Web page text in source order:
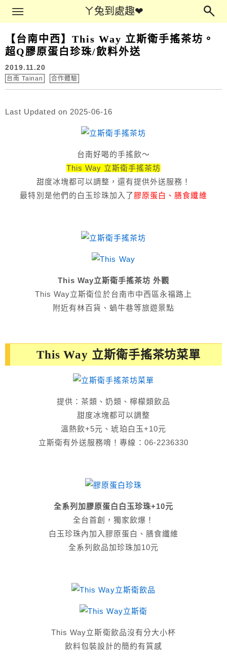
ㄚ兔到處趣❤
Main Menu
【台南中西】This Way 立斯衛手搖茶坊。
超Q膠原蛋白珍珠/飲料外送
2019.11.20
台南 Tainan 合作體驗
Last Updated on 2025-06-16
台南好喝的手搖飲～
This Way 立斯衛手搖茶坊
甜度冰塊都可以調整，還有提供外送服務！
最特別是他們的白玉珍珠加入了 膠原蛋白、膳食纖維
This Way立斯衛手搖茶坊 外觀
This Way立斯衛位於台南市中西區永福路上
附近有林百貨、蝸牛巷等旅遊景點
This Way 立斯衛手搖茶坊菜單
提供：茶類、奶類、檸檬類飲品
甜度冰塊都可以調整
溫熱飲+5元、琥珀白玉+10元
立斯衛有外送服務唷！專線：06-2236330
全系列加膠原蛋白白玉珍珠+10元
全台首創，獨家飲爆！
白玉珍珠內加入膠原蛋白、膳食纖維
全系列飲品加珍珠加10元
This Way立斯衛飲品沒有分大小杯
飲料包裝設計的簡約有質感